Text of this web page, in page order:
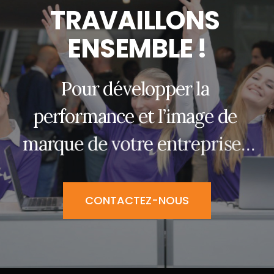
TRAVAILLONS
ENSEMBLE!
Pourdévelopperla
performanceetl’image de
marquede votreentreprise…
CONTACTEZ-NOUS